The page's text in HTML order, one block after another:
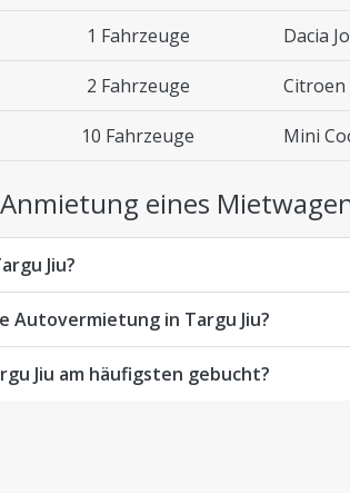
1 Fahrzeuge Dacia
2 Fahrzeuge Citroen
10 Fahrzeuge Mini
eines
Jiu?
Autovermietung in Targu Jiu?
Jiu am häufigsten gebucht?